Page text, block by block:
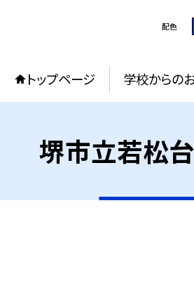
配色
トップページ 学校からの
堺市立若松